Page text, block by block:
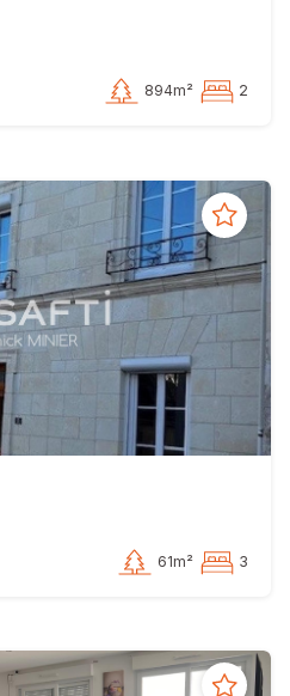
894m² 2
61m² 3